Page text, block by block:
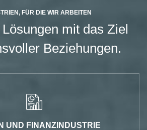
FÜR DIE WIR ARBEITEN
mit das Ziel
Beziehungen.
UND FINANZINDUSTRIE